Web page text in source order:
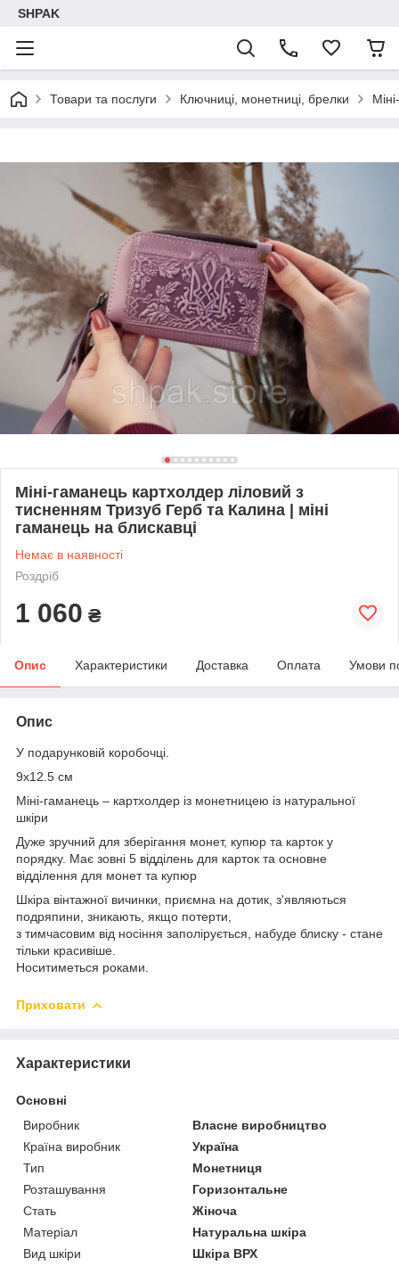
SHPAK
Товари та послуги Ключниці, монетниці, брелки
Міні-гаманець картхолдер ліловий з
тисненням Тризуб Герб та Калина | міні
гаманець на блискавці
Немає в наявності
Роздріб
1 060 ₴
Опис Характеристики Доставка Оплата Умови
Опис
У подарунковій коробочці.
9х12.5 см
Міні-гаманець – картхолдер із монетницею із натуральної
шкіри
Дуже зручний для зберігання монет, купюр та карток у
порядку. Має зовні 5 відділень для карток та основне
відділення для монет та купюр
Шкіра вінтажної вичинки, приємна на дотик, з'являються
подряпини, зникають, якщо потерти,
з тимчасовим від носіння заполірується, набуде блиску - стане
тільки красивіше.
Носитиметься роками.
Приховати
Характеристики
Основні
Виробник
Власне виробництво
Країна виробник
Україна
Тип
Монетниця
Розташування
Горизонтальне
Стать
Жіноча
Матеріал
Натуральна шкіра
Вид шкіри
Шкіра ВРХ